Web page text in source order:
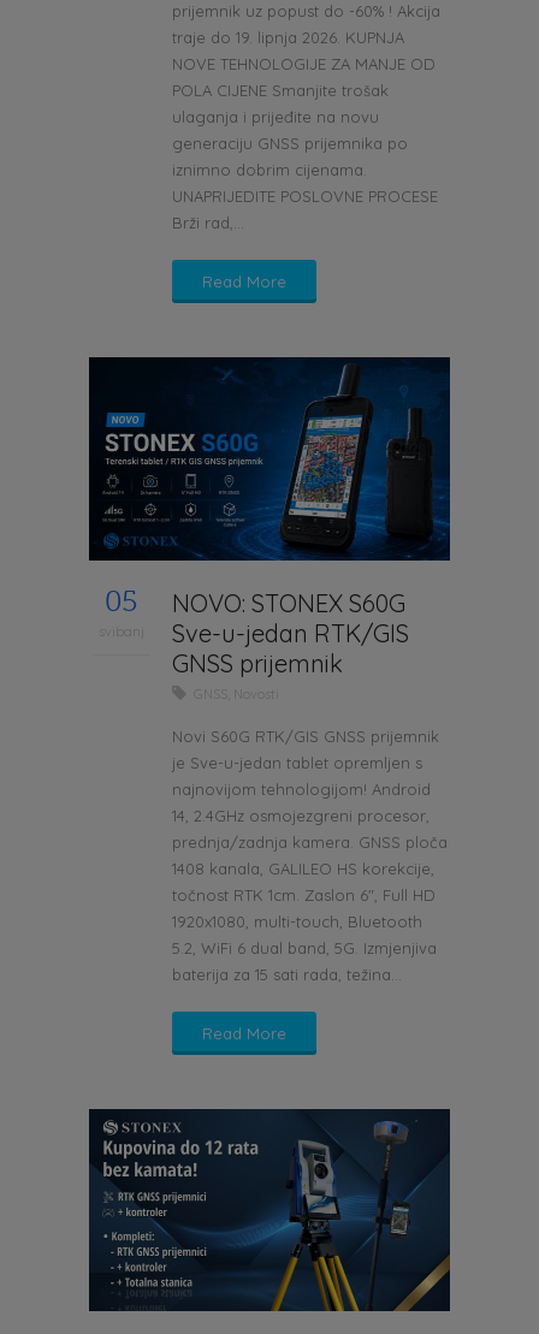
prijemnik uz popust do -60% ! Akcija
traje do 19. lipnja 2026. KUPNJA
NOVE TEHNOLOGIJE ZA MANJE OD
POLA CIJENE Smanjite trošak
ulaganja i prijeđite na novu
generaciju GNSS prijemnika po
iznimno dobrim cijenama.
UNAPRIJEDITE POSLOVNE PROCESE
Brži rad,...
Read More
05
svibanj
NOVO: STONEX S60G
Sve-u-jedan RTK/GIS
GNSS prijemnik
Novosti
Novi S60G RTK/GIS GNSS prijemnik
je Sve-u-jedan tablet opremljen s
najnovijom tehnologijom! Android
14, 2.4GHz osmojezgreni procesor,
prednja/zadnja kamera. GNSS ploča
1408 kanala, GALILEO HS korekcije,
točnost RTK 1cm. Zaslon 6", Full HD
1920x1080, multi-touch, Bluetooth
5.2, WiFi 6 dual band, 5G. Izmjenjiva
baterija za 15 sati rada, težina...
Read More